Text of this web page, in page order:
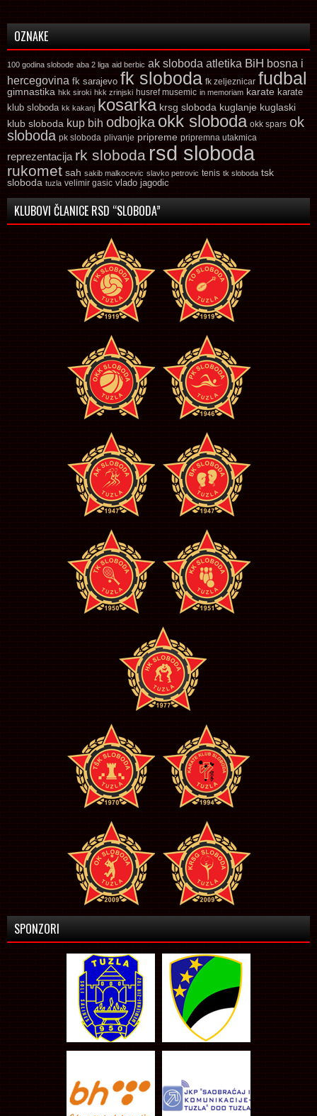
OZNAKE
100 godina slobode aba 2 liga aid berbic ak sloboda atletika BiH bosna i
hercegovina fk sarajevo fk sloboda fk zeljeznicar fudbal
gimnastika hkk siroki hkk zrinjski husref musemic in memoriam karate karate
klub sloboda kk kakanj kosarka krsg sloboda kuglanje kuglaski
klub sloboda kup bih odbojka okk sloboda okk spars ok
sloboda pk sloboda plivanje pripreme pripremna utakmica
reprezentacija rk sloboda rsd sloboda
rukomet sah sakib malkocevic slavko petrovic tenis tk sloboda tsk
sloboda tuzla velimir gasic vlado jagodic
KLUBOVI ČLANICE RSD “SLOBODA”
SPONZORI